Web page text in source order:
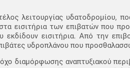
λειτουργίας υδατοδρομίου,
εισιτήρια των επιβατών που
εκδίδουν εισιτήρια. Από την
υδροπλάνου που
διαμόρφωσης αναπτυξιακού